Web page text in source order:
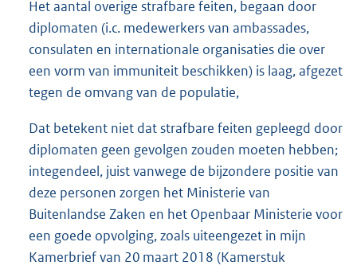
Het aantal overige strafbare feiten, begaan door
diplomaten (i.c. medewerkers van ambassades,
consulaten en internationale organisaties die over
een vorm van immuniteit beschikken) is laag, afgezet
tegen de omvang van de populatie,
Dat betekent niet dat strafbare feiten gepleegd door
diplomaten geen gevolgen zouden moeten hebben;
integendeel, juist vanwege de bijzondere positie van
deze personen zorgen het Ministerie van
Buitenlandse Zaken en het Openbaar Ministerie voor
een goede opvolging, zoals uiteengezet in mijn
Kamerbrief van 20 maart 2018 (Kamerstuk